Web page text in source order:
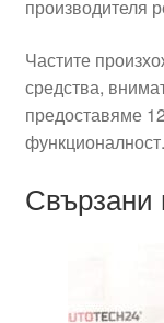
производителя
Частите
средства,
предоставяме
функционалност.
Свързани